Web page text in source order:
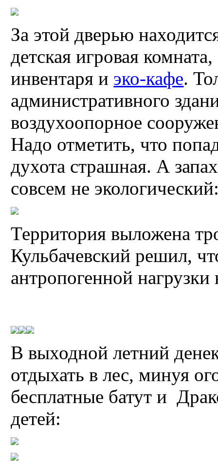
За этой дверью
детская игровая
инвентаря и эко-кафе.
административного
воздухоопорное
Надо отметить, что
духота страшная. А
совсем не
Территория выложена
Кульбачевский решил,
антропогенной
В выходной летний
отдыхать в лес, минуя
бесплатные батут и
детей: